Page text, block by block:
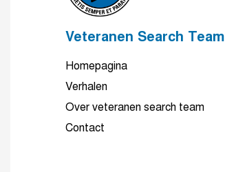
Veteranen Search Team
Homepagina
Verhalen
Over veteranen search team
Contact